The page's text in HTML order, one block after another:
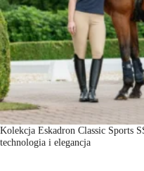
Kolekcja Eskadron Classic Sports
technologia i elegancja